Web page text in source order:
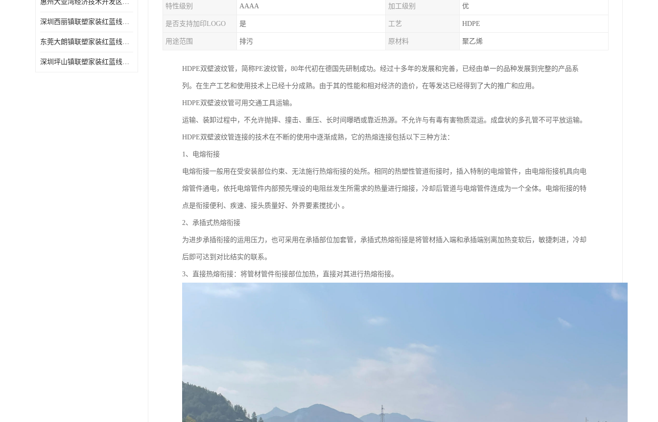
惠州大亚湾经济技术开发区联塑PPR热水管公司
深圳西丽镇联塑家装红蓝线管供货商 联塑管道供应
东莞大朗镇联塑家装红蓝线管电话 联塑管道经销商
深圳坪山镇联塑家装红蓝线管型号 来电咨询
特性级别 AAAA 加工级别 优
是否支持加印LOGO 是 工艺 HDPE
用途范围 排污 原材料 聚乙烯
HDPE双壁波纹管，简称PE波纹管，80年代初在德国先研制成功。经过十多年的发展和完善，已经由单一的品种发展到完整的产品系
列。在生产工艺和使用技术上已经十分成熟。由于其的性能和相对经济的造价，在等发达已经得到了大的推广和应用。
HDPE双壁波纹管可用交通工具运输。
运输、装卸过程中，不允许抛摔、撞击、重压、长时间曝晒或靠近热源。不允许与有毒有害物质混运。成盘状的多孔管不可平放运输。
HDPE双壁波纹管连接的技术在不断的使用中逐渐成熟，它的热熔连接包括以下三种方法：
1、电熔衔接
电熔衔接一般用在受安装部位约束、无法施行热熔衔接的处所。相同的热塑性管道衔接时，插入特制的电熔管件，由电熔衔接机具向电
熔管件通电，依托电熔管件内部预先埋设的电阻丝发生所需求的热量进行熔接，冷却后管道与电熔管件连成为一个全体。电熔衔接的特
点是衔接便利、疾速、接头质量好、外界要素搅扰小 。
2、承插式热熔衔接
为进步承插衔接的运用压力，也可采用在承插部位加套管，承插式热熔衔接是将管材插入端和承插端别离加热变软后，敏捷刺进，冷却
后即可达到对比结实的联系。
3、直接热熔衔接：将管材管件衔接部位加热，直接对其进行热熔衔接。